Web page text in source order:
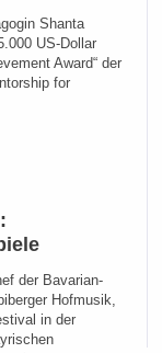
Shanta
US-Dollar
Award“ der
for
der Bavarian-
Hofmusik,
in der